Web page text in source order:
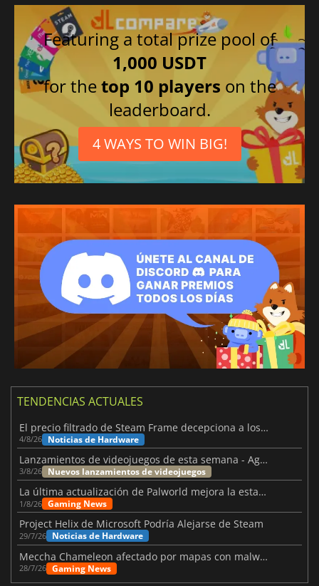
Featuring a total prize pool of
1,000 USDT
for thetop 10 players on the
leaderboard.
4 WAYS TO WIN BIG!
TENDENCIAS ACTUALES
El precio filtrado de Steam Frame decepciona a los usuarios
4/8/26 Noticias de Hardware
Lanzamientos de videojuegos de esta semana - Agosto de 2026 (semana 32)
3/8/26 Nuevos lanzamientos de videojuegos
La última actualización de Palworld mejora la estabilidad
1/8/26 Gaming News
Project Helix de Microsoft Podría Alejarse de Steam
29/7/26 Noticias de Hardware
Meccha Chameleon afectado por mapas con malware y Discord
28/7/26 Gaming News